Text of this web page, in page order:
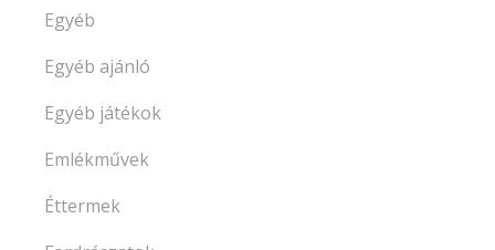
Egyéb
Egyéb ajánló
Egyéb játékok
Emlékművek
Éttermek